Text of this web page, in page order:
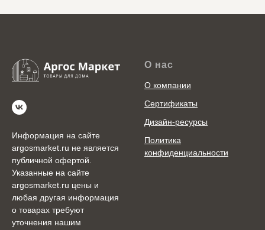
Информация на сайте
argosmarket.ru не является
публичной офертой.
Указанные на сайте
argosmarket.ru цены и
любая другая информация
о товарах требуют
уточнения нашим
О нас
О компании
Сертификаты
Дизайн-ресурсы
Политика
конфиденциальности